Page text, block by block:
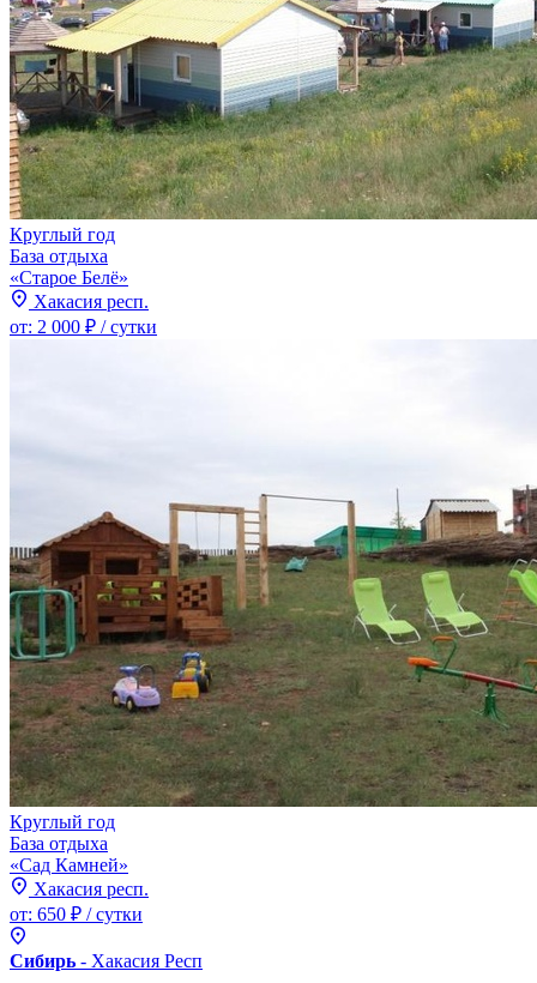
Круглый год
База отдыха
«Старое Белё»
Хакасия респ.
от: 2 000 ₽ / сутки
Круглый год
База отдыха
«Сад Камней»
Хакасия респ.
от: 650 ₽ / сутки
Сибирь - Хакасия Респ